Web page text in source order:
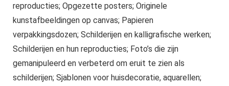
reproducties; Opgezette posters; Originele
kunstafbeeldingen op canvas; Papieren
verpakkingsdozen; Schilderijen en kalligrafische werken;
Schilderijen en hun reproducties; Foto’s die zijn
gemanipuleerd en verbeterd om eruit te zien als
schilderijen; Sjablonen voor huisdecoratie, aquarellen;